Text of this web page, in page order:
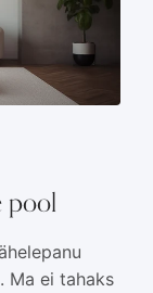
pool
Ma ei tahaks